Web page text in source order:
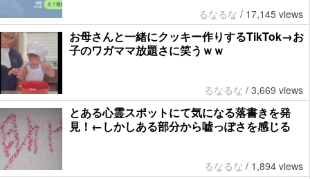
るなるな / 17,145 views
お母さんと一緒にクッキー作りするTikTok→お
子のワガママ放題さに笑うｗｗ
るなるな / 3,669 views
とある心霊スポットにて気になる落書きを発
見！←しかしある部分から嘘っぽさを感じる
るなるな / 1,894 views